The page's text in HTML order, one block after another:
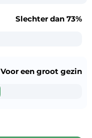
Slechter dan 73%
Voor een groot gezin